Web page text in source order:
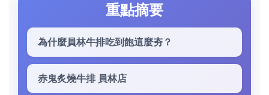
重點摘要
為什麼員林牛排吃到飽這麼夯？
赤鬼炙燒牛排 員林店